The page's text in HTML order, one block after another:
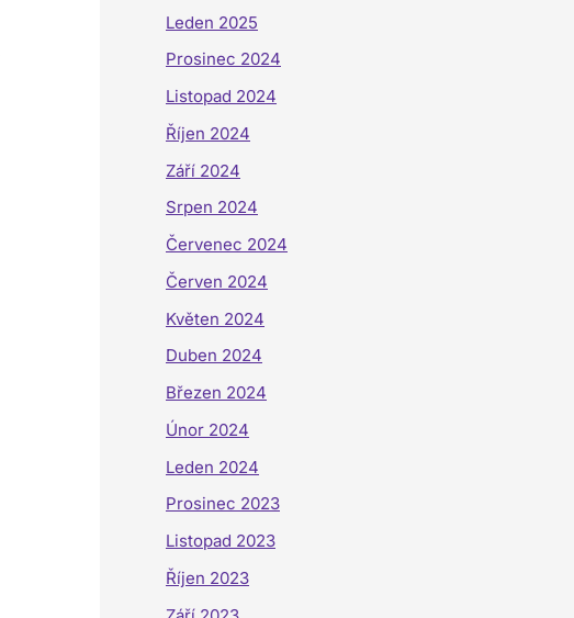
Leden 2025
Prosinec 2024
Listopad 2024
Říjen 2024
Září 2024
Srpen 2024
Červenec 2024
Červen 2024
Květen 2024
Duben 2024
Březen 2024
Únor 2024
Leden 2024
Prosinec 2023
Listopad 2023
Říjen 2023